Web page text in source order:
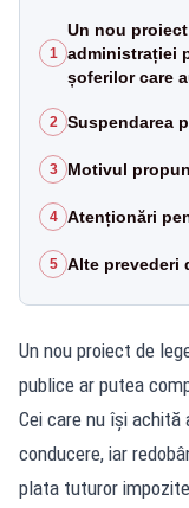
1
Un nou
administrației
șoferilor care
2 Suspendarea
3 Motivul
4 Atenționări
5 Alte prevederi
Un nou proiect de
publice ar putea
Cei care nu își
conducere, iar
plata tuturor